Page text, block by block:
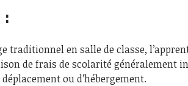
traditionnel en salle de classe,
de frais de scolarité généralement
ou d’hébergement.